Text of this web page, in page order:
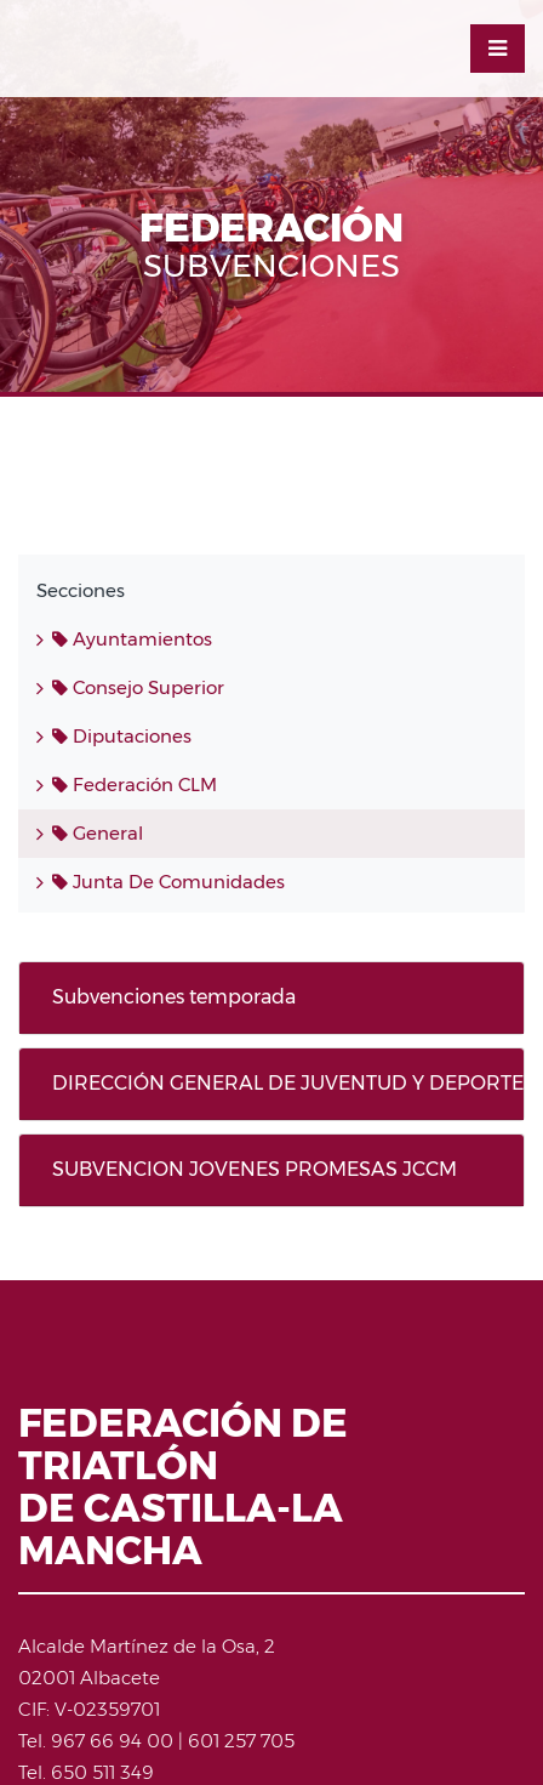
FEDERACIÓN
SUBVENCIONES
Secciones
Ayuntamientos
Consejo Superior
Diputaciones
Federación CLM
General
Junta De Comunidades
Subvenciones temporada
DIRECCIÓN GENERAL DE JUVENTUD Y DEPORTES
SUBVENCION JOVENES PROMESAS JCCM
FEDERACIÓN DE
TRIATLÓN
DE CASTILLA-LA
MANCHA
Alcalde Martínez de la Osa, 2
02001 Albacete
CIF: V-02359701
Tel. 967 66 94 00 | 601 257 705
Tel. 650 511 349